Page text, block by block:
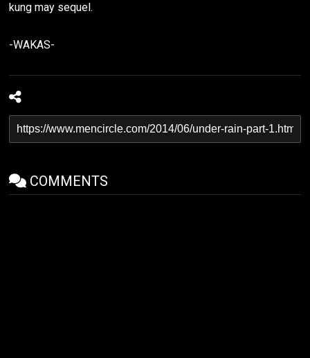
-WAKAS-
COMMENTS